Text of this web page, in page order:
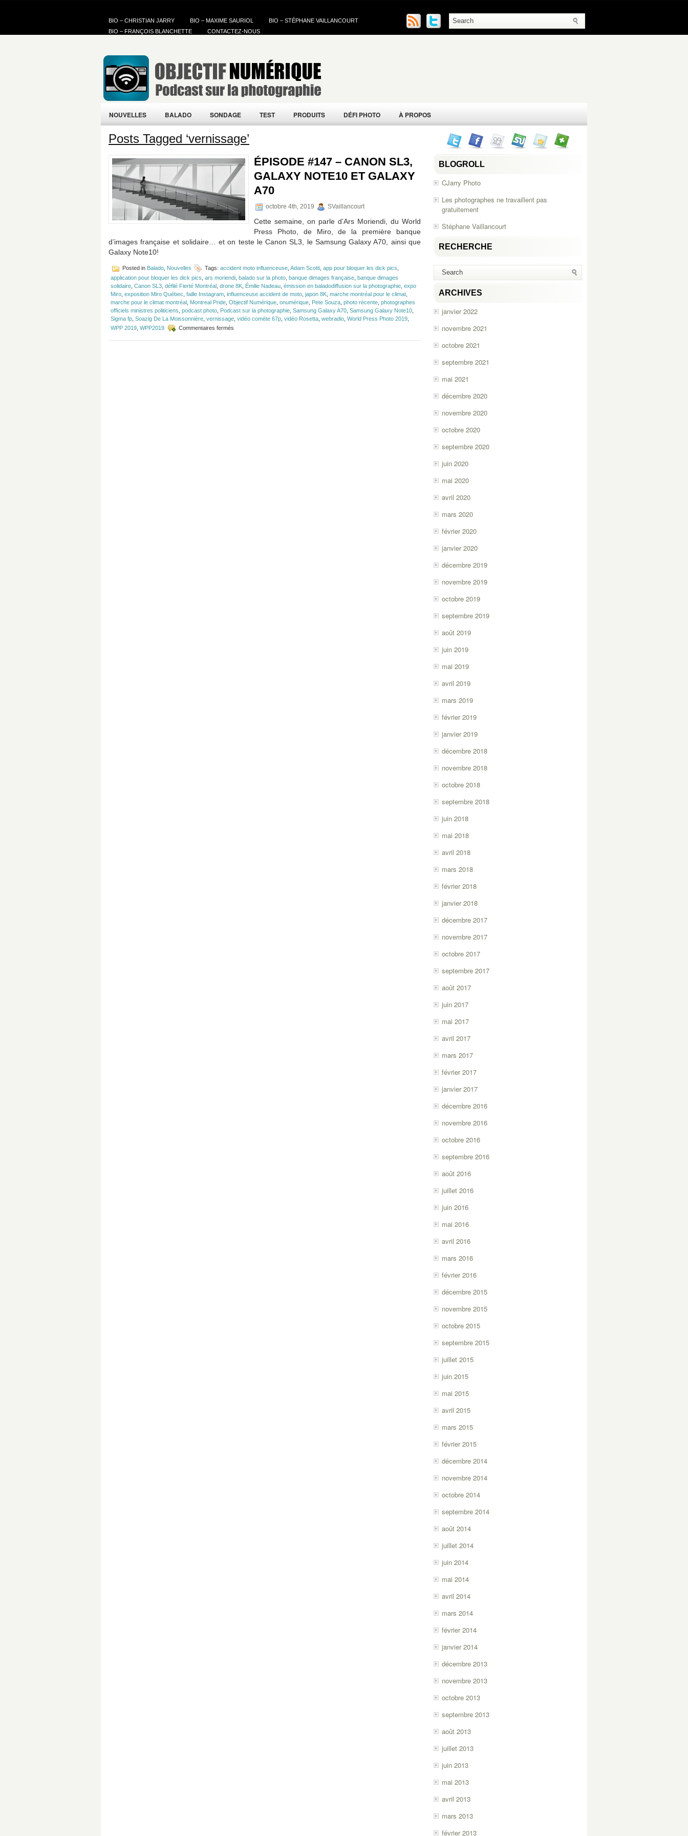
BIO – CHRISTIAN JARRY BIO – MAXIME SAURIOL
BIO – STÉPHANE VAILLANCOURT
BIO – FRANÇOIS BLANCHETTE
CONTACTEZ-NOUS
NOUVELLES BALADO SONDAGE TEST PRODUITS DÉFI PHOTO À PROPOS
Posts Tagged ‘vernissage’
ÉPISODE #147 – CANON SL3,
GALAXY NOTE10 ET GALAXY
A70
octobre 4th, 2019 SVaillancourt
Cette semaine, on parle d’Ars Moriendi, du World
Press Photo, de Miro, de la première banque
d’images française et solidaire… et on teste le Canon SL3, le Samsung Galaxy A70, ainsi que
Galaxy Note10!
Posted in Balado Nouvelles Tags: accident moto influenceuse Adam Scotti app pour bloquer les dick pics
application pour bloquer les dick pics ars moriendi balado sur la photo banque dimages française banque dimages
solidaire Canon SL3 défilé Fierté Montréal drone 8K Émilie Nadeau émission en baladodiffusion sur la photographie expo
Miro exposition Miro Québec faille Instagram influenceuse accident de moto japon 8K marche montréal pour le climat
marche pour le climat montréal Montreal Pride Objectif Numérique onumérique Pete Souza photo récente photographes
officiels ministres politiciens podcast photo Podcast sur la photographie Samsung Galaxy A70 Samsung Galaxy Note10
Sigma fp Soazig De La Moissonnière vernissage vidéo comète 67p vidéo Rosetta webradio World Press Photo 2019
WPP 2019 WPP2019 Commentaires fermés
#147
BLOGROLL
CJarry Photo
Les photographes ne travaillent pas
gratuitement
Stéphane Vaillancourt
RECHERCHE
ARCHIVES
janvier 2022
novembre 2021
octobre 2021
septembre 2021
mai 2021
décembre 2020
novembre 2020
octobre 2020
septembre 2020
juin 2020
mai 2020
avril 2020
mars 2020
février 2020
janvier 2020
décembre 2019
novembre 2019
octobre 2019
septembre 2019
août 2019
juin 2019
mai 2019
avril 2019
mars 2019
février 2019
janvier 2019
décembre 2018
novembre 2018
octobre 2018
septembre 2018
juin 2018
mai 2018
avril 2018
mars 2018
février 2018
janvier 2018
décembre 2017
novembre 2017
octobre 2017
septembre 2017
août 2017
juin 2017
mai 2017
avril 2017
mars 2017
février 2017
janvier 2017
décembre 2016
novembre 2016
octobre 2016
septembre 2016
août 2016
juillet 2016
juin 2016
mai 2016
avril 2016
mars 2016
février 2016
décembre 2015
novembre 2015
octobre 2015
septembre 2015
juillet 2015
juin 2015
mai 2015
avril 2015
mars 2015
février 2015
décembre 2014
novembre 2014
octobre 2014
septembre 2014
août 2014
juillet 2014
juin 2014
mai 2014
avril 2014
mars 2014
février 2014
janvier 2014
décembre 2013
novembre 2013
octobre 2013
septembre 2013
août 2013
juillet 2013
juin 2013
mai 2013
avril 2013
mars 2013
février 2013